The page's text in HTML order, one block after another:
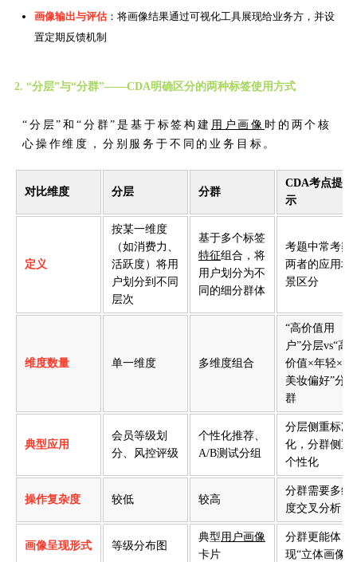
画像输出与评估 ：将画像结果通过可视化工具展现给业务方，并设
置定期反馈机制
2. “分层”与“分群”——CDA明确区分的两种标签使用方式
“分层”和“分群”是基于标签构建 用户画像 时的两个核
心操作维度，分别服务于不同的业务目标。
对比维度 分层 分群
CDA考点提
示
定义
按某一维度
（如消费力、
活跃度）将用
户划分到不同
层次
基于多个标签
特征组合，将
用户划分为不
同的细分群体
考题中常考察
两者的应用场
景区分
维度数量 单一维度 多维度组合
“高价值用
户”分层vs“高
价值×年轻×
美妆偏好”分
群
典型应用
会员等级划
分、风控评级
个性化推荐、
A/B测试分组
分层侧重标准
化，分群侧重
个性化
操作复杂度 较低 较高
分群需要多维
度交叉分析
画像呈现形式 等级分布图
典型用户画像
卡片
分群更能体
现“立体画像”